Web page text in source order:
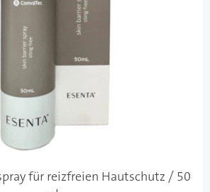
für reizfreien Hautschutz / 50